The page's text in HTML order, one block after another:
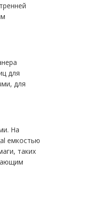
для
для
На
емкостью
таких